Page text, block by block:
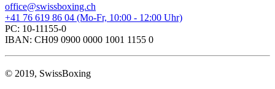
office@swissboxing.ch
+41 76 619 86 04 (Mo-Fr, 10:00 - 12:00 Uhr)
PC: 10-11155-0
IBAN: CH09 0900 0000 1001 1155 0
© 2019, SwissBoxing